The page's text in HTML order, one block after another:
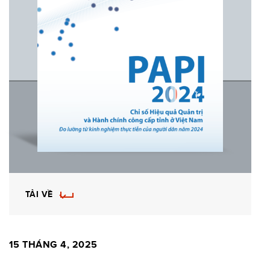
TẢI VỀ
15 THÁNG 4, 2025